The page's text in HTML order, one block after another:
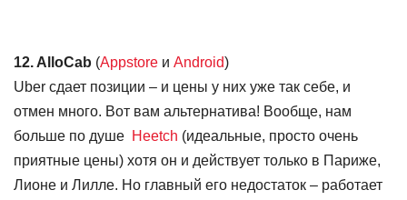
12. AlloCab (Appstore и Android)
Uber сдает позиции – и цены у них уже так себе, и
отмен много. Вот вам альтернатива! Вообще, нам
больше по душе Heetch (идеальные, просто очень
приятные цены) хотя он и действует только в Париже,
Лионе и Лилле. Но главный его недостаток – работает